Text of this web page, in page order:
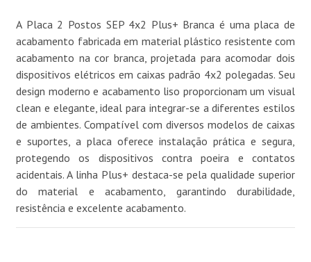
A Placa 2 Postos SEP 4x2 Plus+ Branca é uma placa de
acabamento fabricada em material plástico resistente com
acabamento na cor branca, projetada para acomodar dois
dispositivos elétricos em caixas padrão 4x2 polegadas. Seu
design moderno e acabamento liso proporcionam um visual
clean e elegante, ideal para integrar-se a diferentes estilos
de ambientes. Compatível com diversos modelos de caixas
e suportes, a placa oferece instalação prática e segura,
protegendo os dispositivos contra poeira e contatos
acidentais. A linha Plus+ destaca-se pela qualidade superior
do material e acabamento, garantindo durabilidade,
resistência e excelente acabamento.